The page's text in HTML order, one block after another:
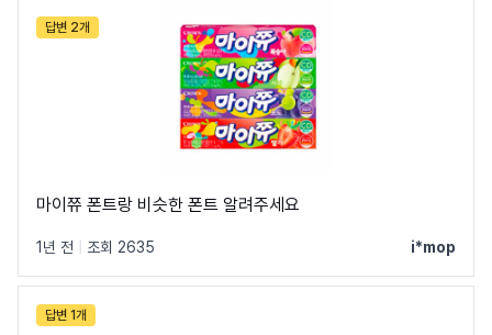
답변 2개
마이쮸 폰트랑 비슷한 폰트 알려주세요
1년 전 조회 2635 i*mop
답변 1개